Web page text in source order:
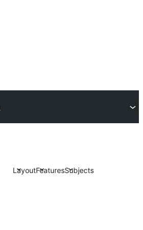
LayoutFeaturesSubjects